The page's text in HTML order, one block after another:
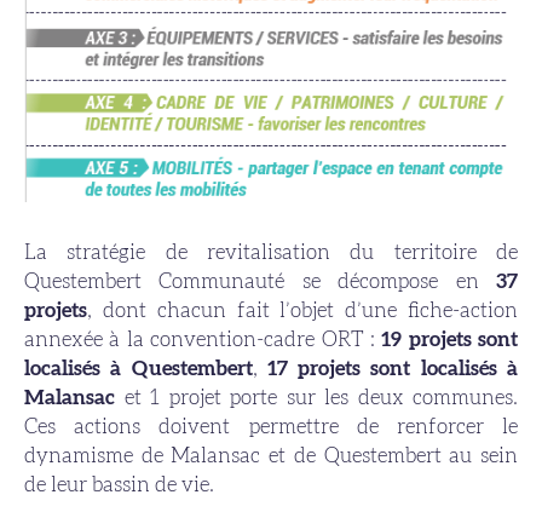
La stratégie de revitalisation du territoire de
Questembert Communauté se décompose en 37
projets, dont chacun fait l’objet d’une fiche-action
annexée à la convention-cadre ORT :19 projets sont
localisés à Questembert, 17 projets sont localisés à
Malansac et 1 projet porte sur les deux communes.
Ces actions doivent permettre de renforcer le
dynamisme de Malansac et de Questembert au sein
de leur bassin de vie.